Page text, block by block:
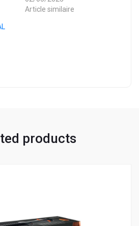
Article similaire
products